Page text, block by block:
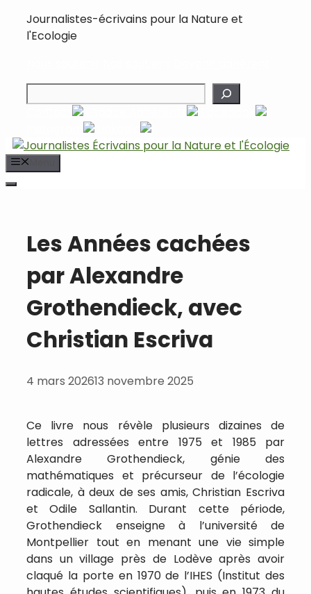
AllerJournalistes-écrivains pour la Nature et
l'Ecologie
Les Années cachées
par Alexandre
Grothendieck, avec
Christian Escriva
4 mars 202613 novembre 2025
Ce livre nous révèle plusieurs dizaines de
lettres adressées entre 1975 et 1985 par
Alexandre Grothendieck, génie des
mathématiques et précurseur de l’écologie
radicale, à deux de ses amis, Christian Escriva
et Odile Sallantin. Durant cette période,
Grothendieck enseigne à l’université de
Montpellier tout en menant une vie simple
dans un village près de Lodève après avoir
claqué la porte en 1970 de l’IHES (Institut des